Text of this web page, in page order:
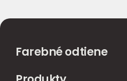
Farebné odtiene